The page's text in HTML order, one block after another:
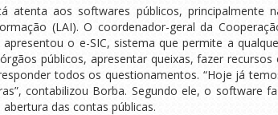
atenta aos softwares públicos, principalmente
(LAI). O coordenador-geral da
o e-SIC, sistema que permite a
públicos, apresentar queixas, fazer recursos
todos os questionamentos. “Hoje já
contabilizou Borba. Segundo ele, o software
das contas públicas.